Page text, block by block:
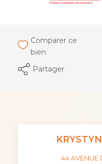
Comparer ce
bien
Partager
44 AVENUE